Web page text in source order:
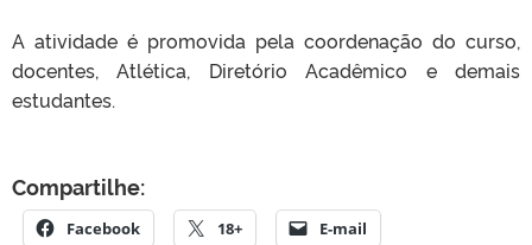
A atividade é promovida pela coordenação do curso,
docentes, Atlética, Diretório Acadêmico e demais
estudantes.
Compartilhe:
Facebook 18+ E-mail